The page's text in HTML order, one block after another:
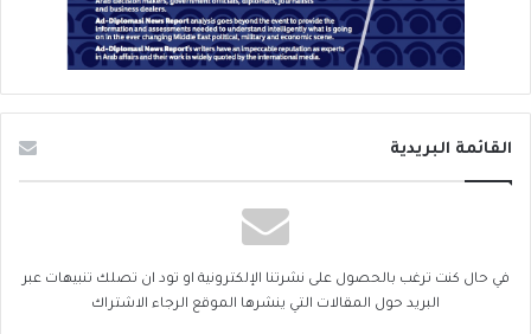
القائمة البريدية
في حال كنت ترغب بالحصول على نشرتنا الإلكترونية او تود ان تصلك تنبيهات عبر
البريد حول المقالات التي ينشرها الموقع الرجاء الاشتراك